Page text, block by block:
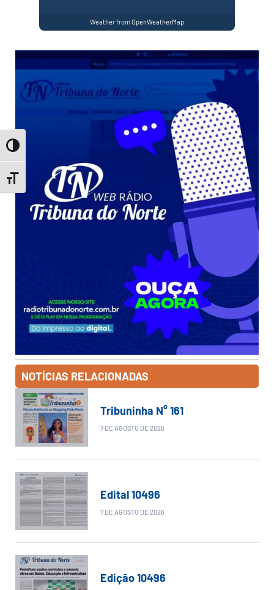
Toggle High Contrast
Toggle Font size
Weather from OpenWeatherMap
NOTÍCIAS RELACIONADAS
Tribuninha N° 161
7 DE AGOSTO DE 2026
Edital 10496
7 DE AGOSTO DE 2026
Edição 10496